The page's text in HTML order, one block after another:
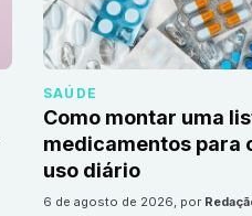
SAÚDE
Como montar uma
medicamentos para
uso diário
6 de agosto de 2026, por